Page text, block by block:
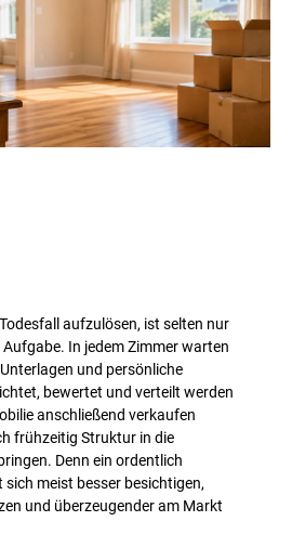
aufzulösen, ist selten nur
In jedem Zimmer warten
und persönliche
bewertet und verteilt werden
anschließend verkaufen
frühzeitig Struktur in die
Denn ein ordentlich
meist besser besichtigen,
und überzeugender am Markt